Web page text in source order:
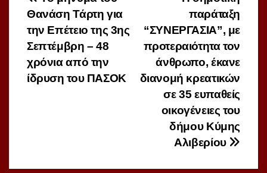
άρθρων
παράταξη
“ΣΥΝΕΡΓΑΣΙΑ”, με
προτεραιότητα τον
άνθρωπο, έκανε
διανομή κρεατικών
σε 35 ευπαθείς
οικογένειες του
δήμου Κύμης
Αλιβερίου
Θανάση Τάρτη για
την Επέτειο της 3ης
Σεπτέμβρη – 48
χρόνια από την
ίδρυση του ΠΑΣΟΚ